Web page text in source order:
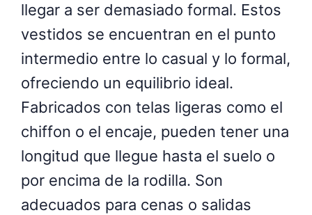
llegar a ser demasiado formal. Estos
vestidos se encuentran en el punto
intermedio entre lo casual y lo formal,
ofreciendo un equilibrio ideal.
Fabricados con telas ligeras como el
chiffon o el encaje, pueden tener una
longitud que llegue hasta el suelo o
por encima de la rodilla. Son
adecuados para cenas o salidas